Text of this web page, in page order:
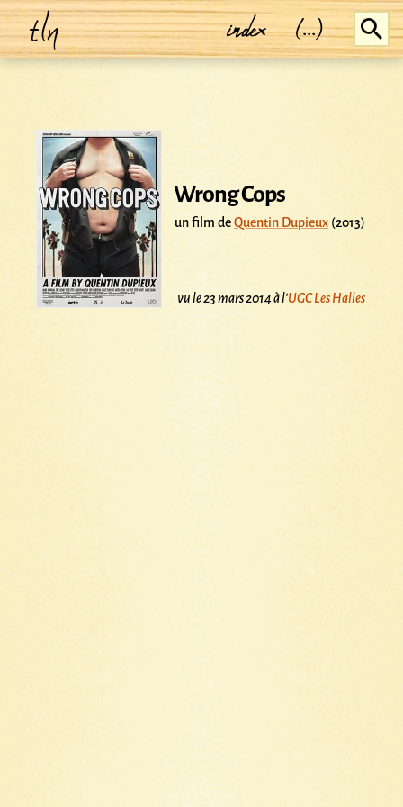
tln index (...)
Wrong Cops
un film deQuentin Dupieux (2013)
vu le 23 mars 2014 à l'UGC Les Halles